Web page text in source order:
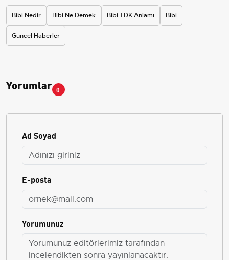
Bibi Nedir Bibi Ne Demek Bibi TDK Anlamı Bibi
Güncel Haberler
Yorumlar 0
Ad Soyad
E-posta
Yorumunuz